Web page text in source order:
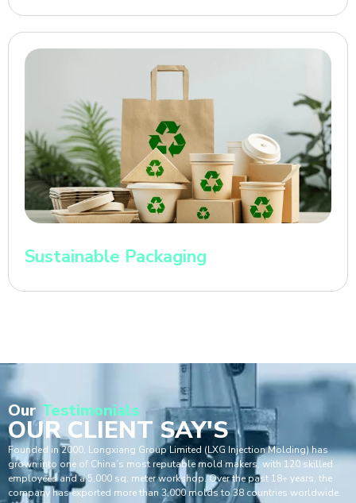
Sustainable Packaging
Our Testimonials
OUR CLIENT SAY'S
Founded in 2000, Longxiang Group Limited (LXG Injection Molding) has
grown into one of China’s most reputable mold makers, with 120 skilled
employees and a 5,000 sq. meter workshop. Over the past 18+ years, the
company has exported more than 3,000 molds to 38 countries worldwide.